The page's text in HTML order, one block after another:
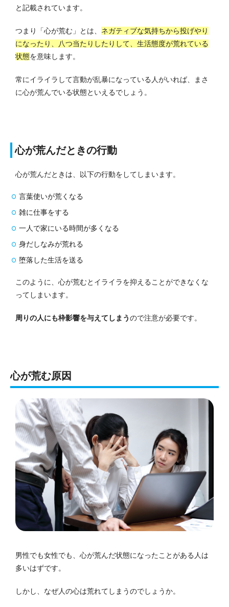
と記載されています。
つまり「心が荒む」とは、 ネガティブな気持ちから投げやり
になったり、八つ当たりしたりして、生活態度が荒れている
状態を意味します。
常にイライラして言動が乱暴になっている人がいれば、まさ
に心が荒んでいる状態といえるでしょう。
心が荒んだときの行動
心が荒んだときは、以下の行動をしてしまいます。
言葉使いが荒くなる
雑に仕事をする
一人で家にいる時間が多くなる
身だしなみが荒れる
堕落した生活を送る
このように、心が荒むとイライラを抑えることができなくな
ってしまいます。
周りの人にも枠影響を与えてしまうので注意が必要です。
心が荒む原因
男性でも女性でも、心が荒んだ状態になったことがある人は
多いはずです。
しかし、なぜ人の心は荒れてしまうのでしょうか。